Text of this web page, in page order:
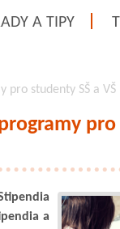
A TIPY
pro studenty SŠ a VŠ
pro
a